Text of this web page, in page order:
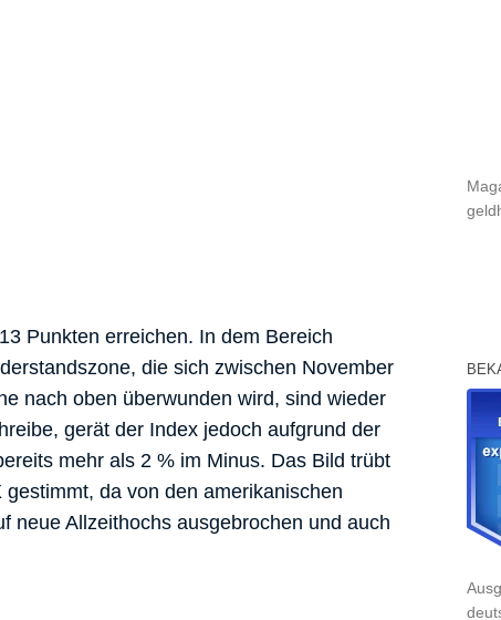
Punkten erreichen. In dem Bereich
die sich zwischen November
nach oben überwunden wird, sind wieder
gerät der Index jedoch aufgrund der
mehr als 2 % im Minus. Das Bild trübt
da von den amerikanischen
neue Allzeithochs ausgebrochen und auch